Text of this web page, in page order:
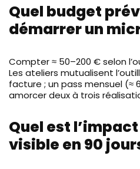
Quel budget
démarrer un
Compter ≈ 50–200 € selon
Les ateliers mutualisent
facture ; un pass mensuel (≈
amorcer deux à trois
Quel est
visible en 90